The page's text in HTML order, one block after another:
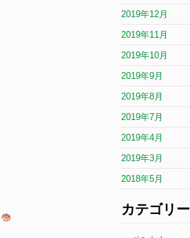
2019年12月
2019年11月
2019年10月
2019年9月
2019年8月
2019年7月
2019年4月
2019年3月
2018年5月
カテゴリー